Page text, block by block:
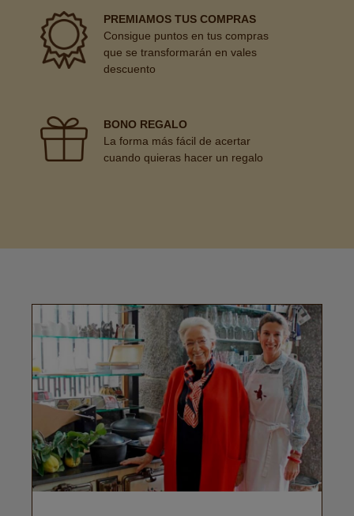
PREMIAMOS TUS COMPRAS
Consigue puntos en tus compras
que se transformarán en vales
descuento
BONO REGALO
La forma más fácil de acertar
cuando quieras hacer un regalo